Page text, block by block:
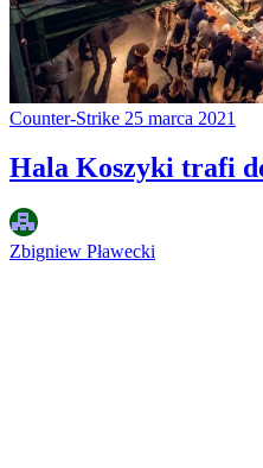
Counter-Strike 25 marca 2021
Hala Koszyki trafi
Zbigniew Pławecki